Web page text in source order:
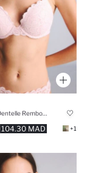
104.30 MAD +1